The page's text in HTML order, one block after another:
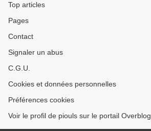
Top articles
Pages
Contact
Signaler un abus
C.G.U.
Cookies et données personnelles
Préférences cookies
Voir le profil de piouls sur le portail Overblog